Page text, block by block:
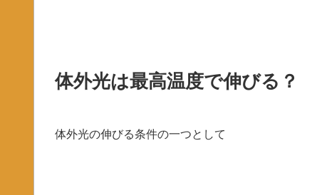
体外光は最高温度で伸びる？
体外光の伸びる条件の一つとして